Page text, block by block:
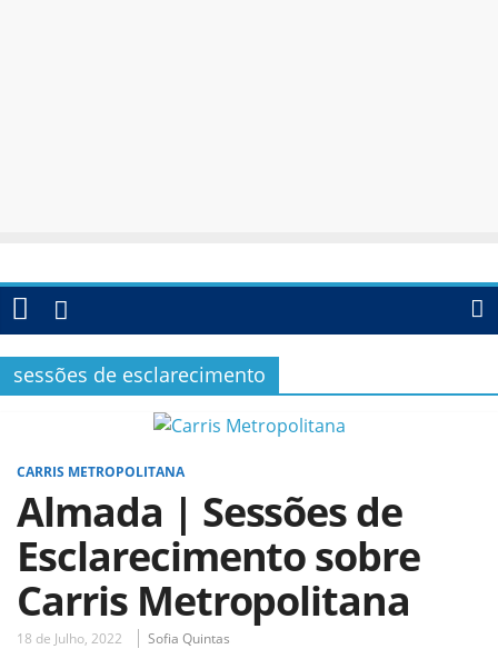
sessões de esclarecimento
CARRIS METROPOLITANA
Almada | Sessões de
Esclarecimento sobre
Carris Metropolitana
18 de Julho, 2022 Sofia Quintas